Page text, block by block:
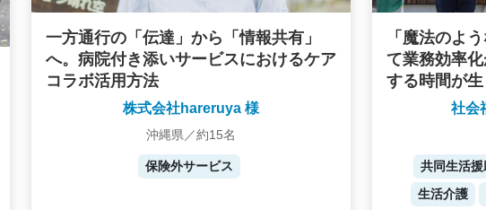
一方通行の「伝達」から「情報共有」
へ。病院付き添いサービスにおけるケア
コラボ活用方法
株式会社hareruya 様
沖縄県／約15名
保険外サービス
「魔法のよ
て業務効率
する時間が
社会
共同生活援
生活介護